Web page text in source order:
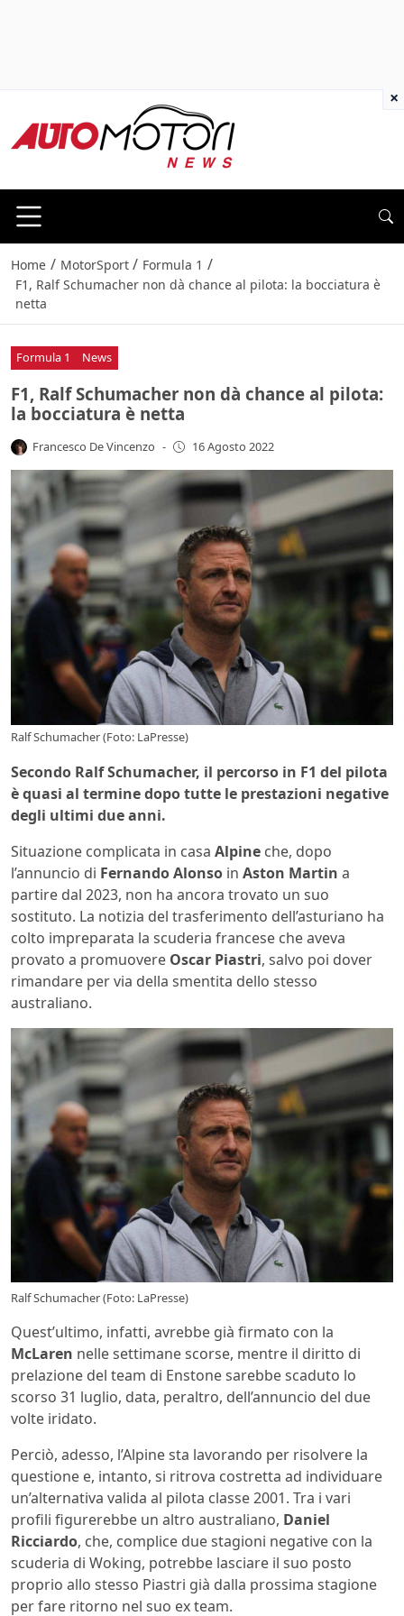
Home / MotorSport / Formula 1 /
F1, Ralf Schumacher non dà chance al pilota: la bocciatura è
netta
Formula 1 News
F1, Ralf Schumacher non dà chance al pilota:
la bocciatura è netta
Francesco De Vincenzo - 16 Agosto 2022
Ralf Schumacher (Foto: LaPresse)
Secondo Ralf Schumacher, il percorso in F1 del pilota
è quasi al termine dopo tutte le prestazioni negative
degli ultimi due anni.
Situazione complicata in casa Alpine che, dopo
l’annuncio di Fernando Alonso in Aston Martin a
partire dal 2023, non ha ancora trovato un suo
sostituto. La notizia del trasferimento dell’asturiano ha
colto impreparata la scuderia francese che aveva
provato a promuovere Oscar Piastri, salvo poi dover
rimandare per via della smentita dello stesso
australiano.
Ralf Schumacher (Foto: LaPresse)
Quest’ultimo, infatti, avrebbe già firmato con la
McLaren nelle settimane scorse, mentre il diritto di
prelazione del team di Enstone sarebbe scaduto lo
scorso 31 luglio, data, peraltro, dell’annuncio del due
volte iridato.
Perciò, adesso, l’Alpine sta lavorando per risolvere la
questione e, intanto, si ritrova costretta ad individuare
un’alternativa valida al pilota classe 2001. Tra i vari
profili figurerebbe un altro australiano, Daniel
Ricciardo, che, complice due stagioni negative con la
scuderia di Woking, potrebbe lasciare il suo posto
proprio allo stesso Piastri già dalla prossima stagione
per fare ritorno nel suo ex team.
×